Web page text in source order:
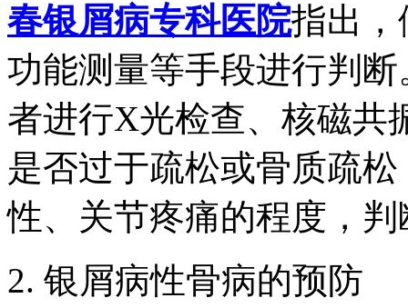
春银屑病专科医院指出，
功能测量等手段进行判
者进行X光检查、核磁共
是否过于疏松或骨质疏
性、关节疼痛的程度，
2. 银屑病性骨病的预防